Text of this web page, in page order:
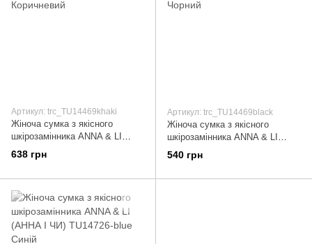
Артикул: trc_TU14469khaki
Жіноча сумка з якісного
шкірозамінника ANNA & LI
(АННА І ЛІ) TU14469-khaki
Коричневий
638 грн
Артикул: trc_TU14469black
Жіноча сумка з якісного
шкірозамінника ANNA & LI
(АННА І ЛІ) TU14469-black
Чорний
540 грн